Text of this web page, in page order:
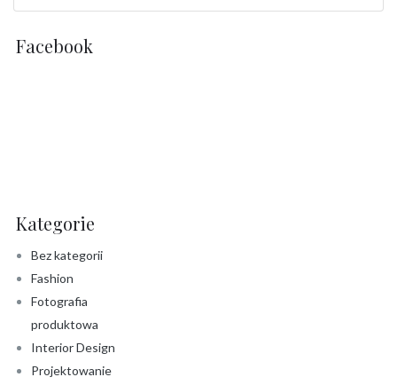
Facebook
Kategorie
Bez kategorii
Fashion
Fotografia
produktowa
Interior Design
Projektowanie